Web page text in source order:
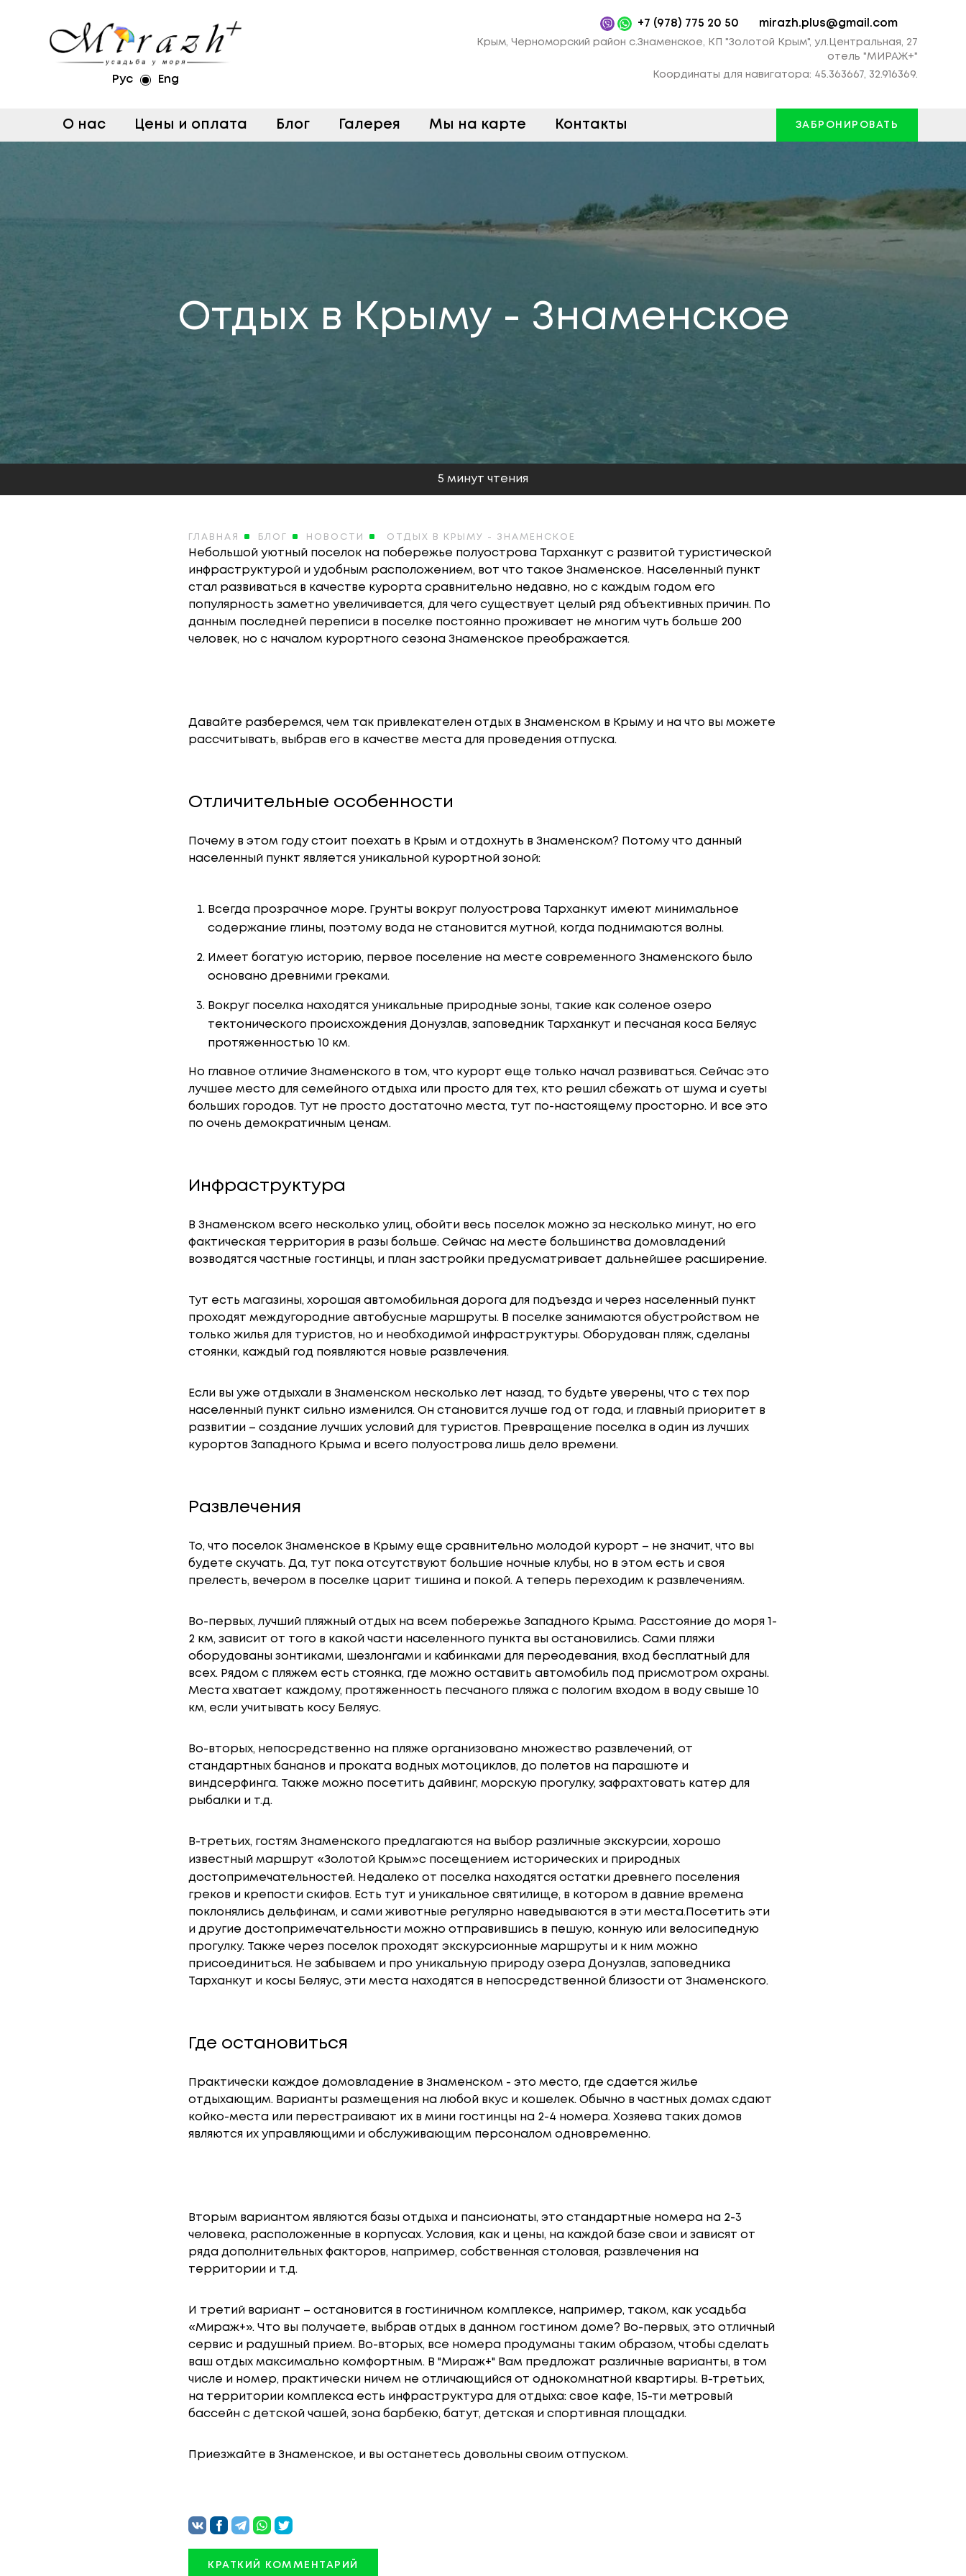
Рус Eng
+7 (978) 775 20 50 mirazh.plus@gmail.com
Крым, Черноморский район с.Знаменское, КП "Золотой Крым", ул.Центральная, 27
отель "МИРАЖ+"
Координаты для навигатора: 45.363667, 32.916369.
О нас Цены и оплата Блог Галерея Мы на карте Контакты ЗАБРОНИРОВАТЬ
Отдых в Крыму - Знаменское
5 минут чтения
ГЛАВНАЯ БЛОГ НОВОСТИ ОТДЫХ В КРЫМУ - ЗНАМЕНСКОЕ
Небольшой уютный поселок на побережье полуострова Тарханкут с развитой туристической
инфраструктурой и удобным расположением, вот что такое Знаменское. Населенный пункт
стал развиваться в качестве курорта сравнительно недавно, но с каждым годом его
популярность заметно увеличивается, для чего существует целый ряд объективных причин. По
данным последней переписи в поселке постоянно проживает не многим чуть больше 200
человек, но с началом курортного сезона Знаменское преображается.
Давайте разберемся, чем так привлекателен отдых в Знаменском в Крыму и на что вы можете
рассчитывать, выбрав его в качестве места для проведения отпуска.
Отличительные особенности
Почему в этом году стоит поехать в Крым и отдохнуть в Знаменском? Потому что данный
населенный пункт является уникальной курортной зоной:
Всегда прозрачное море. Грунты вокруг полуострова Тарханкут имеют минимальное
содержание глины, поэтому вода не становится мутной, когда поднимаются волны.
Имеет богатую историю, первое поселение на месте современного Знаменского было
основано древними греками.
Вокруг поселка находятся уникальные природные зоны, такие как соленое озеро
тектонического происхождения Донузлав, заповедник Тарханкут и песчаная коса Беляус
протяженностью 10 км.
Но главное отличие Знаменского в том, что курорт еще только начал развиваться. Сейчас это
лучшее место для семейного отдыха или просто для тех, кто решил сбежать от шума и суеты
больших городов. Тут не просто достаточно места, тут по-настоящему просторно. И все это
по очень демократичным ценам.
Инфраструктура
В Знаменском всего несколько улиц, обойти весь поселок можно за несколько минут, но его
фактическая территория в разы больше. Сейчас на месте большинства домовладений
возводятся частные гостинцы, и план застройки предусматривает дальнейшее расширение.
Тут есть магазины, хорошая автомобильная дорога для подъезда и через населенный пункт
проходят междугородние автобусные маршруты. В поселке занимаются обустройством не
только жилья для туристов, но и необходимой инфраструктуры. Оборудован пляж, сделаны
стоянки, каждый год появляются новые развлечения.
Если вы уже отдыхали в Знаменском несколько лет назад, то будьте уверены, что с тех пор
населенный пункт сильно изменился. Он становится лучше год от года, и главный приоритет в
развитии – создание лучших условий для туристов. Превращение поселка в один из лучших
курортов Западного Крыма и всего полуострова лишь дело времени.
Развлечения
То, что поселок Знаменское в Крыму еще сравнительно молодой курорт – не значит, что вы
будете скучать. Да, тут пока отсутствуют большие ночные клубы, но в этом есть и своя
прелесть, вечером в поселке царит тишина и покой. А теперь переходим к развлечениям.
Во-первых, лучший пляжный отдых на всем побережье Западного Крыма. Расстояние до моря 1-
2 км, зависит от того в какой части населенного пункта вы остановились. Сами пляжи
оборудованы зонтиками, шезлонгами и кабинками для переодевания, вход бесплатный для
всех. Рядом с пляжем есть стоянка, где можно оставить автомобиль под присмотром охраны.
Места хватает каждому, протяженность песчаного пляжа с пологим входом в воду свыше 10
км, если учитывать косу Беляус.
Во-вторых, непосредственно на пляже организовано множество развлечений, от
стандартных бананов и проката водных мотоциклов, до полетов на парашюте и
виндсерфинга. Также можно посетить дайвинг, морскую прогулку, зафрахтовать катер для
рыбалки и т.д.
В-третьих, гостям Знаменского предлагаются на выбор различные экскурсии, хорошо
известный маршрут «Золотой Крым»с посещением исторических и природных
достопримечательностей. Недалеко от поселка находятся остатки древнего поселения
греков и крепости скифов. Есть тут и уникальное святилище, в котором в давние времена
поклонялись дельфинам, и сами животные регулярно наведываются в эти места.Посетить эти
и другие достопримечательности можно отправившись в пешую, конную или велосипедную
прогулку. Также через поселок проходят экскурсионные маршруты и к ним можно
присоединиться. Не забываем и про уникальную природу озера Донузлав, заповедника
Тарханкут и косы Беляус, эти места находятся в непосредственной близости от Знаменского.
Где остановиться
Практически каждое домовладение в Знаменском - это место, где сдается жилье
отдыхающим. Варианты размещения на любой вкус и кошелек. Обычно в частных домах сдают
койко-места или перестраивают их в мини гостинцы на 2-4 номера. Хозяева таких домов
являются их управляющими и обслуживающим персоналом одновременно.
Вторым вариантом являются базы отдыха и пансионаты, это стандартные номера на 2-3
человека, расположенные в корпусах. Условия, как и цены, на каждой базе свои и зависят от
ряда дополнительных факторов, например, собственная столовая, развлечения на
территории и т.д.
И третий вариант – остановится в гостиничном комплексе, например, таком, как усадьба
«Мираж+». Что вы получаете, выбрав отдых в данном гостином доме? Во-первых, это отличный
сервис и радушный прием. Во-вторых, все номера продуманы таким образом, чтобы сделать
ваш отдых максимально комфортным. В "Мираж+" Вам предложат различные варианты, в том
числе и номер, практически ничем не отличающийся от однокомнатной квартиры. В-третьих,
на территории комплекса есть инфраструктура для отдыха: свое кафе, 15-ти метровый
бассейн с детской чашей, зона барбекю, батут, детская и спортивная площадки.
Приезжайте в Знаменское, и вы останетесь довольны своим отпуском.
КРАТКИЙ КОММЕНТАРИЙ